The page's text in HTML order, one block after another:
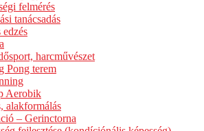
felmérés
tanácsadás
edzés
harcművészet
Pong terem
Aerobik
alakformálás
– Gerinctorna